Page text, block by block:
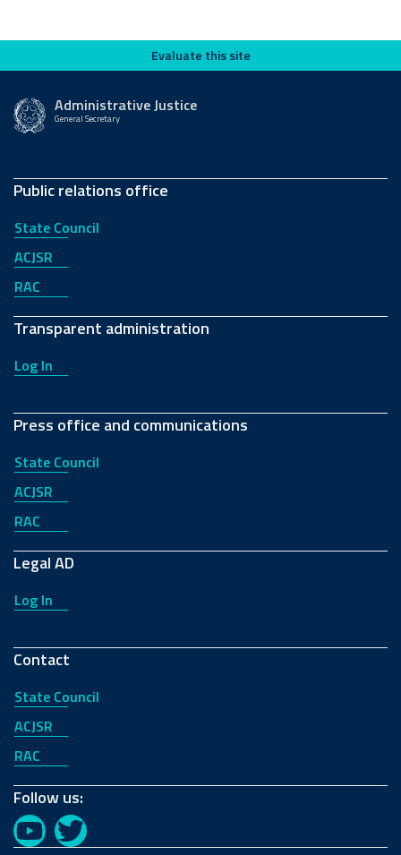
Evaluate this siteEvaluate this site
Administrative Justice
General Secretary
Public relations office
State Council
ACJSR
RAC
Transparent administration
Log In
Press office and communications
State Council
ACJSR
RAC
Legal AD
Log In
Contact
State Council
ACJSR
RAC
Follow us:
YouTubeTwitter